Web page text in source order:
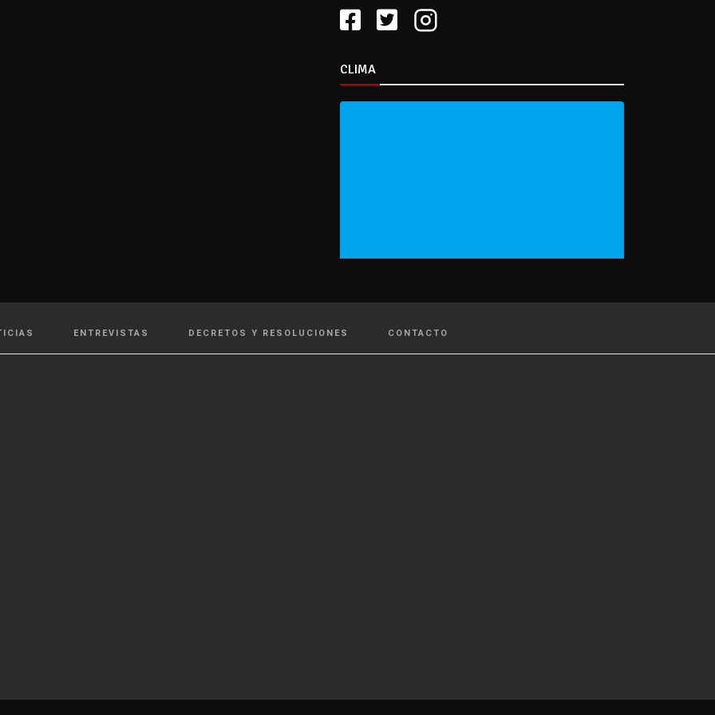
CLIMA
ENTREVISTAS DECRETOS Y RESOLUCIONES CONTACTO